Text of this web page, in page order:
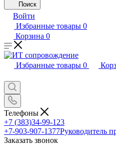
Поиск
Войти
Избранные товары 0
Корзина 0
Избранные товары 0
Телефоны
+7 (383)34-99-123
+7-903-907-1377Руководитель
Заказать звонок